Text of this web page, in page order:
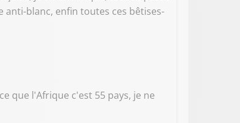
blanc, enfin toutes ces bêtises-
que l'Afrique c'est 55 pays, je ne